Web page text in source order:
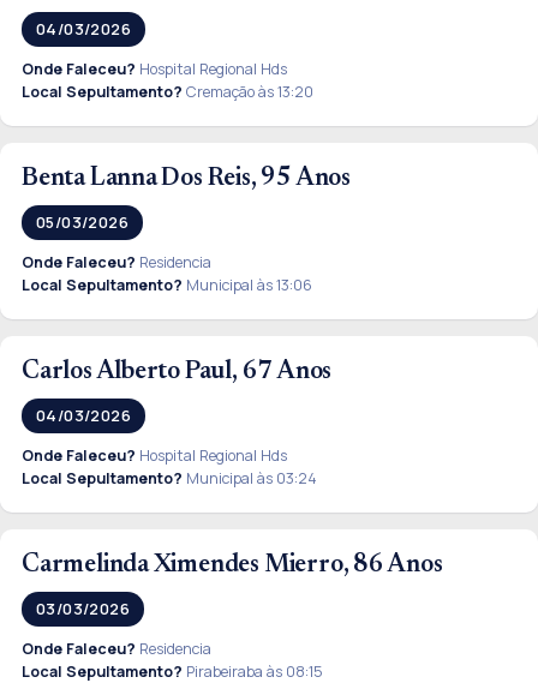
04/03/2026
Onde Faleceu? Hospital Regional Hds
Local Sepultamento? Cremação às 13:20
Benta Lanna Dos Reis, 95 Anos
05/03/2026
Onde Faleceu? Residencia
Local Sepultamento? Municipal às 13:06
Carlos Alberto Paul, 67 Anos
04/03/2026
Onde Faleceu? Hospital Regional Hds
Local Sepultamento? Municipal às 03:24
Carmelinda Ximendes Mierro, 86 Anos
03/03/2026
Onde Faleceu? Residencia
Local Sepultamento? Pirabeiraba às 08:15